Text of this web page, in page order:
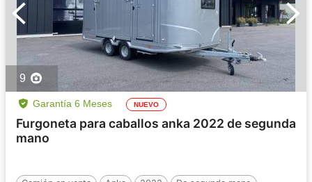
9
Garantía 6 Meses NUEVO
Furgoneta para caballos anka 2022 de segunda
mano